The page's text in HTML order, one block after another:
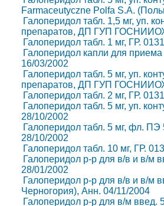
Farmaceutyczne Polfa S.A.
Галоперидол табл. 1,5 мг, уп.
препаратов, ДП ГУП
Галоперидол табл. 1 мг, ГР.
Галоперидол капли для
16/03/2002
Галоперидол табл. 5 мг, уп.
препаратов, ДП ГУП
Галоперидол табл. 2 мг, ГР.
Галоперидол табл. 5 мг, уп.
28/10/2002
Галоперидол табл. 5 мг, фл. ПЭ
28/10/2002
Галоперидол табл. 10 мг, ГР.
Галоперидол р-р для в/в и в/м
28/01/2002
Галоперидол р-р для в/в и в/м
Черногория), Анн. 04/11/2004
Галоперидол р-р для в/м введ.